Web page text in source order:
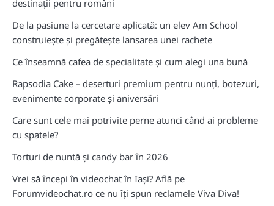
destinații pentru români
De la pasiune la cercetare aplicată: un elev Am School
construiește și pregătește lansarea unei rachete
Ce înseamnă cafea de specialitate și cum alegi una bună
Rapsodia Cake – deserturi premium pentru nunți, botezuri,
evenimente corporate și aniversări
Care sunt cele mai potrivite perne atunci când ai probleme
cu spatele?
Torturi de nuntă și candy bar în 2026
Vrei să începi în videochat în Iași? Află pe
Forumvideochat.ro ce nu îți spun reclamele Viva Diva!